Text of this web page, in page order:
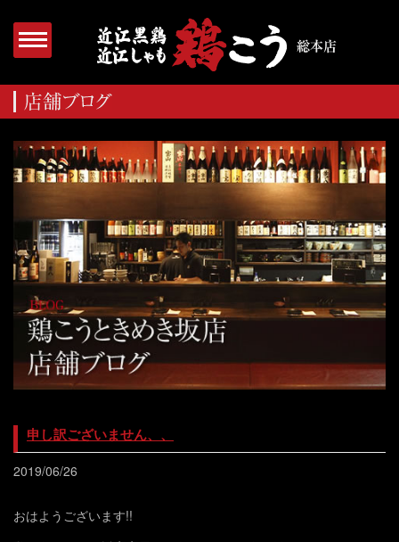
申し訳ございません、、
2019/06/26
おはようございます!!